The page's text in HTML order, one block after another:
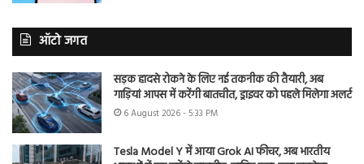
ऑटो जगत
सड़क हादसे रोकने के लिए नई तकनीक की तैयारी, अब
गाड़ियां आपस में करेंगी बातचीत, ड्राइवर को पहले मिलेगा अलर्ट
6 August 2026 - 5:33 PM
Tesla Model Y में आया Grok AI फीचर, अब भारतीय